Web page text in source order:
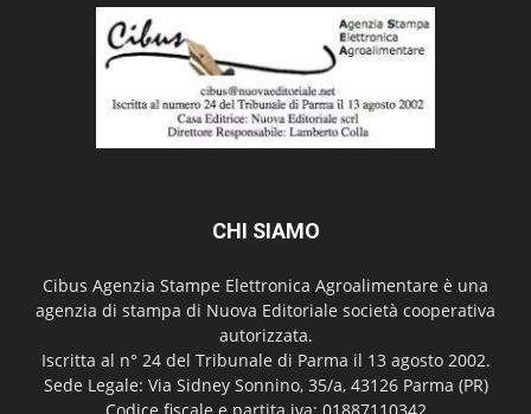
CHI SIAMO
Cibus Agenzia Stampe Elettronica Agroalimentare è una
agenzia di stampa di Nuova Editoriale società cooperativa
autorizzata.
Iscritta al n° 24 del Tribunale di Parma il 13 agosto 2002.
Sede Legale: Via Sidney Sonnino, 35/a, 43126 Parma (PR)
Codice fiscale e partita iva: 01887110342